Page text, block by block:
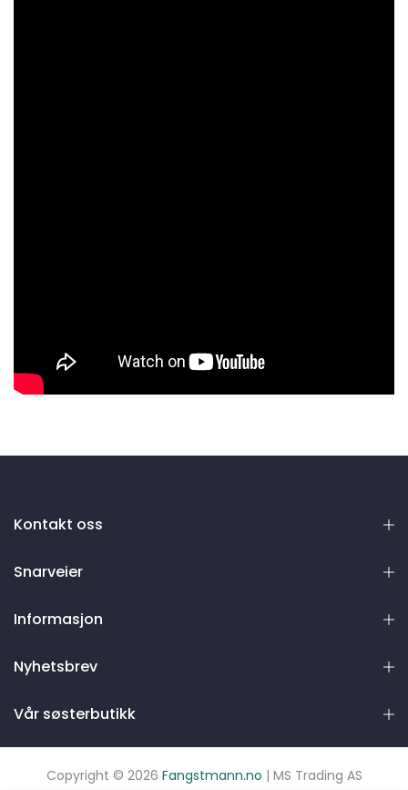
Kontakt oss
Snarveier
Informasjon
Nyhetsbrev
Vår søsterbutikk
Copyright © 2026 Fangstmann.no | MS Trading AS